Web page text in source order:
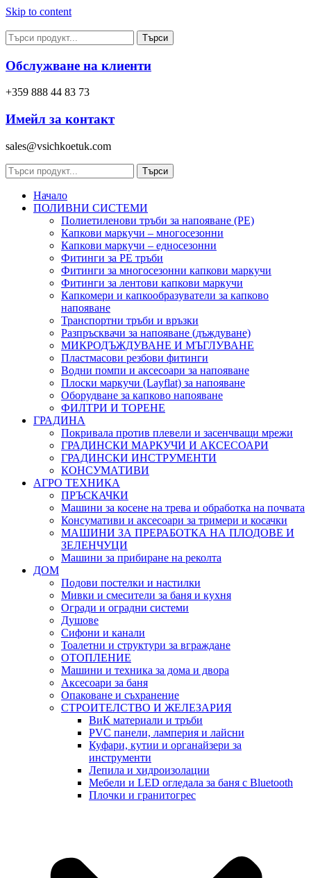
Skip to content
Търси
Обслужване на клиенти
+359 888 44 83 73
Имейл за контакт
sales@vsichkoetuk.com
Търси
Начало
ПОЛИВНИ СИСТЕМИ
Полиетиленови тръби за напояване (PE)
Капкови маркучи – многосезонни
Капкови маркучи – едносезонни
Фитинги за PE тръби
Фитинги за многосезонни капкови маркучи
Фитинги за лентови капкови маркучи
Капкомери и капкообразуватели за капково
напояване
Транспортни тръби и връзки
Разпръсквачи за напояване (дъждуване)
МИКРОДЪЖДУВАНЕ И МЪГЛУВАНЕ
Пластмасови резбови фитинги
Водни помпи и аксесоари за напояване
Плоски маркучи (Layflat) за напояване
Оборудване за капково напояване
ФИЛТРИ И ТОРЕНЕ
ГРАДИНА
Покривала против плевели и засенчващи мрежи
ГРАДИНСКИ МАРКУЧИ И АКСЕСОАРИ
ГРАДИНСКИ ИНСТРУМЕНТИ
КОНСУМАТИВИ
АГРО ТЕХНИКА
ПРЪСКАЧКИ
Машини за косене на трева и обработка на почвата
Консумативи и аксесоари за тримери и косачки
МАШИНИ ЗА ПРЕРАБОТКА НА ПЛОДОВЕ И
ЗЕЛЕНЧУЦИ
Машини за прибиране на реколта
ДОМ
Подови постелки и настилки
Мивки и смесители за баня и кухня
Огради и оградни системи
Душове
Сифони и канали
Тоалетни и структури за вграждане
ОТОПЛЕНИЕ
Машини и техника за дома и двора
Аксесоари за баня
Опаковане и съхранение
СТРОИТЕЛСТВО И ЖЕЛЕЗАРИЯ
ВиК материали и тръби
PVC панели, ламперия и лайсни
Куфари, кутии и органайзери за
инструменти
Лепила и хидроизолации
Мебели и LED огледала за баня с Bluetooth
Плочки и гранитогрес